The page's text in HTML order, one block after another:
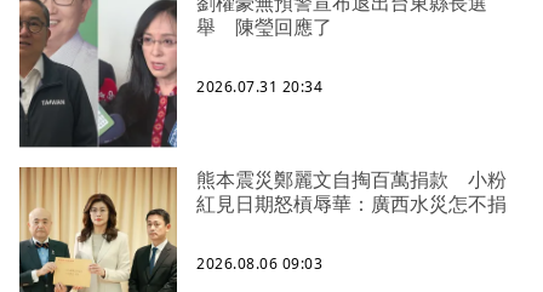
舉 陳瑩回應了
2026.07.31 20:34
熊本震災鄭麗文自掏百萬捐款 小粉
紅見日期怒槓辱華：廣西水災怎不捐
2026.08.06 09:03